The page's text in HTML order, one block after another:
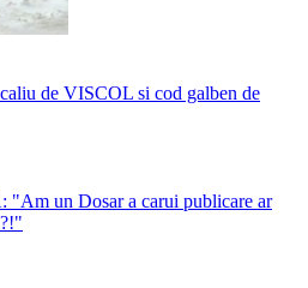
de VISCOL si cod galben de
un Dosar a carui publicare ar